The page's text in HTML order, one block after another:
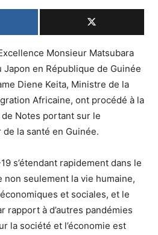
Monsieur Matsubara
Japon en République de Guinée
Diene Keita, Ministre de la
Africaine, ont procédé à la
de Notes portant sur le
la santé en Guinée.
s’étendant rapidement dans le
non seulement la vie humaine,
et sociales, et le
rapport à d’autres pandémies
la société et l’économie est